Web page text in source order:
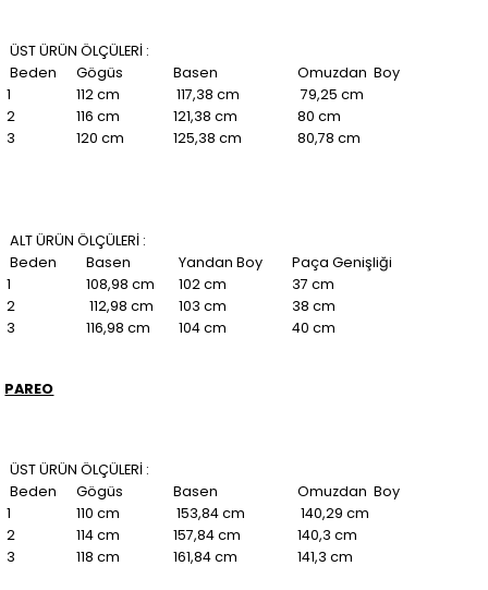
ÜST ÜRÜN ÖLÇÜLERİ :
Beden
Gögüs Basen
Omuzdan Boy
1
112 cm 117,38 cm
79,25 cm
2
116 cm 121,38 cm
80 cm
3
120 cm 125,38 cm 80,78 cm
ALT ÜRÜN ÖLÇÜLERİ :
Beden
Basen Yandan Boy
Paça Genişliği
1
108,98 cm 102 cm
37 cm
2
112,98 cm 103 cm
38 cm
3
116,98 cm 104 cm 40 cm
PAREO
ÜST ÜRÜN ÖLÇÜLERİ :
Beden
Gögüs Basen
Omuzdan Boy
1
110 cm 153,84 cm
140,29 cm
2
114 cm 157,84 cm
140,3 cm
3
118 cm 161,84 cm 141,3 cm